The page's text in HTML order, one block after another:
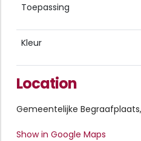
Toepassing
Kleur
Location
Gemeentelijke
Show in Google Maps